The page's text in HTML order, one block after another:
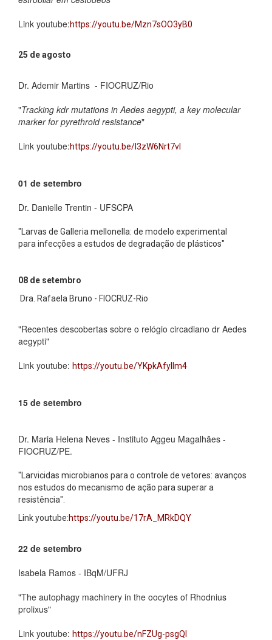
Link youtube:https://youtu.be/Mzn7sOO3yB0
25 de agosto
Dr. Ademir Martins - FIOCRUZ/Rio
"Tracking kdr mutations in Aedes aegypti, a key molecular
marker for pyrethroid resistance"
Link youtube:https://youtu.be/I3zW6Nrt7vI
01 de setembro
Dr. Danielle Trentin - UFSCPA
"Larvas de Galleria mellonella: de modelo experimental
para infecções a estudos de degradação de plásticos"
08 de setembro
Dra. Rafaela Bruno - FIOCRUZ-Rio
"Recentes descobertas sobre o relógio circadiano dr Aedes
aegypti"
Link youtube: https://youtu.be/YKpkAfyllm4
15 de setembro
Dr. Maria Helena Neves - Instituto Aggeu Magalhães -
FIOCRUZ/PE.
"Larvicidas microbianos para o controle de vetores: avanços
nos estudos do mecanismo de ação para superar a
resistência".
Link youtube:https://youtu.be/17rA_MRkDQY
22 de setembro
Isabela Ramos - IBqM/UFRJ
"The autophagy machinery in the oocytes of Rhodnius
prolixus"
Link youtube: https://youtu.be/nFZUg-psgQI